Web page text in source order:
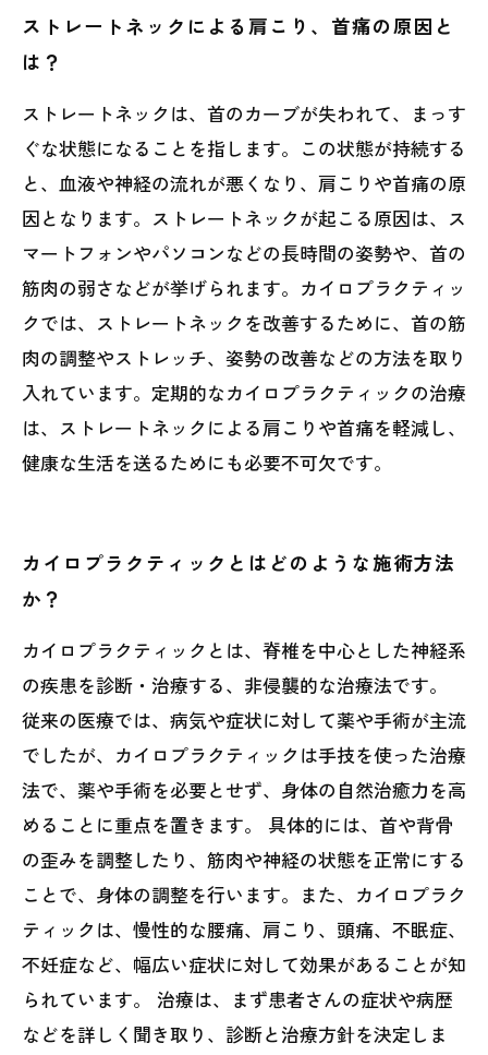
ストレートネックによる肩こり、首痛の原因と
は？
ストレートネックは、首のカーブが失われて、まっす
ぐな状態になることを指します。この状態が持続する
と、血液や神経の流れが悪くなり、肩こりや首痛の原
因となります。ストレートネックが起こる原因は、ス
マートフォンやパソコンなどの長時間の姿勢や、首の
筋肉の弱さなどが挙げられます。カイロプラクティッ
クでは、ストレートネックを改善するために、首の筋
肉の調整やストレッチ、姿勢の改善などの方法を取り
入れています。定期的なカイロプラクティックの治療
は、ストレートネックによる肩こりや首痛を軽減し、
健康な生活を送るためにも必要不可欠です。
カイロプラクティックとはどのような施術方法
か？
カイロプラクティックとは、脊椎を中心とした神経系
の疾患を診断・治療する、非侵襲的な治療法です。
従来の医療では、病気や症状に対して薬や手術が主流
でしたが、カイロプラクティックは手技を使った治療
法で、薬や手術を必要とせず、身体の自然治癒力を高
めることに重点を置きます。 具体的には、首や背骨
の歪みを調整したり、筋肉や神経の状態を正常にする
ことで、身体の調整を行います。また、カイロプラク
ティックは、慢性的な腰痛、肩こり、頭痛、不眠症、
不妊症など、幅広い症状に対して効果があることが知
られています。 治療は、まず患者さんの症状や病歴
などを詳しく聞き取り、診断と治療方針を決定しま